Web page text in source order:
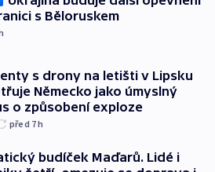
s Běloruskem
s drony na letišti v Lipsku
Německo jako úmyslný
o způsobení exploze
před 7h
budíček Maďarů. Lidé i